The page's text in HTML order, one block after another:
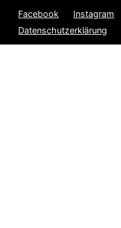
Facebook
Instagram
Datenschutzerklärung